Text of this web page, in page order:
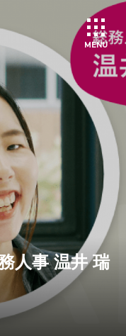
MENU
人事 温井 瑞